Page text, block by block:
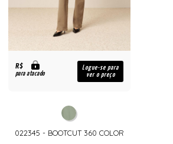
R$
para atacado
Logue-se para
ver o preço
022345 - BOOTCUT 360 COLOR